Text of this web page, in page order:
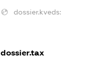
dossier.kveds:
dossier.tax